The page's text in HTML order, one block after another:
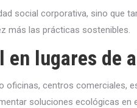
social corporativa, sino que
más las prácticas sostenibles.
en lugares de
oficinas, centros comerciales,
soluciones ecológicas